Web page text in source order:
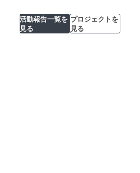
活動報告一覧を
見る
プロジェクトを
見る